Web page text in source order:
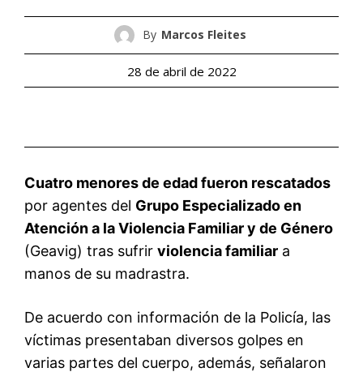
By Marcos Fleites
28 de abril de 2022
Cuatro menores de edad fueron rescatados
por agentes del Grupo Especializado en
Atención a la Violencia Familiar y de Género
(Geavig) tras sufrir violencia familiar a
manos de su madrastra.
De acuerdo con información de la Policía, las
víctimas presentaban diversos golpes en
varias partes del cuerpo, además, señalaron